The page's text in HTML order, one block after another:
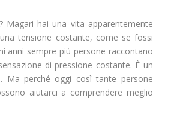
hai una vita apparentemente
tensione costante, come se fossi
anni sempre più persone raccontano
di pressione costante. È un
Ma perché oggi così tante persone
aiutarci a comprendere meglio